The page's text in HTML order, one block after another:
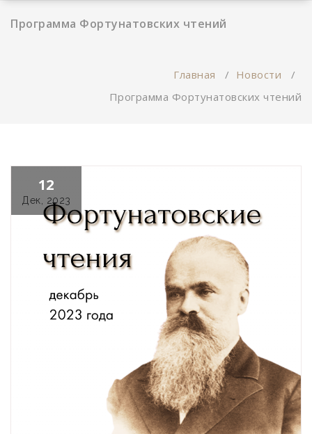
Программа Фортунатовских чтений
Главная / Новости /
Программа Фортунатовских чтений
12
Дек, 2023